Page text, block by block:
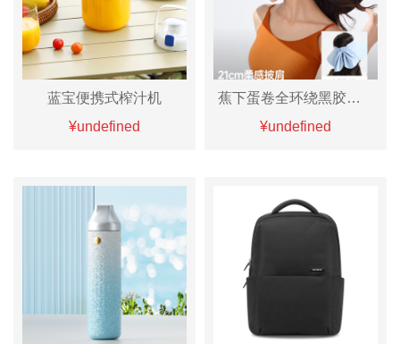
蓝宝便携式榨汁机
¥undefined
蕉下蛋卷全环绕黑胶防晒帽
¥undefined